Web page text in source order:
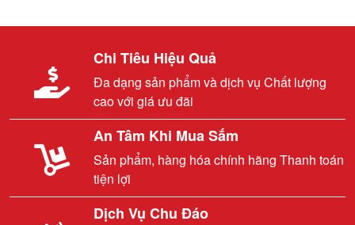
Chi Tiêu Hiệu Quả
Đa dạng sản phẩm và dịch vụ Chất lượng
cao với giá ưu đãi
An Tâm Khi Mua Sắm
Sản phẩm, hàng hóa chính hãng Thanh toán
tiện lợi
Dịch Vụ Chu Đáo